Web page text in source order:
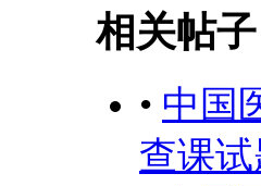
相关帖子
• 中国
查课试